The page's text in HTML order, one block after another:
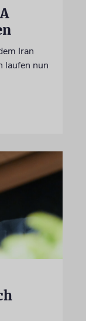
Iran
laufen nun